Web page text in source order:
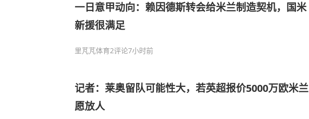
一日意甲动向：赖因德斯转会给米兰制造契机，国米
新援很满足
里芃芃体育2评论7小时前
记者：莱奥留队可能性大，若英超报价5000万欧米兰
愿放人